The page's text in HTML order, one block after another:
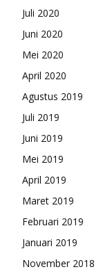
Juli 2020
Juni 2020
Mei 2020
April 2020
Agustus 2019
Juli 2019
Juni 2019
Mei 2019
April 2019
Maret 2019
Februari 2019
Januari 2019
November 2018